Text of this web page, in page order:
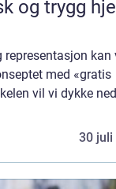
og trygg
representasjon
med «gratis
vil vi dykke
30 juli